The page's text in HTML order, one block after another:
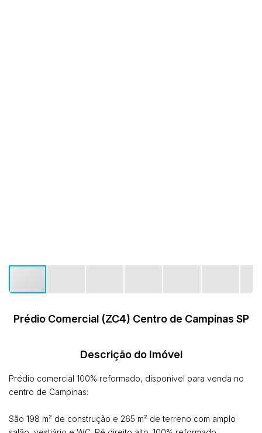
Prédio Comercial (ZC4) Centro de Campinas SP
Descrição do Imóvel
Prédio comercial 100% reformado, disponível para venda no
centro de Campinas:
São 198 m² de construção e 265 m² de terreno com amplo